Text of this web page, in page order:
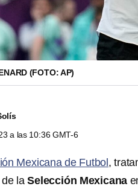
(FOTO: AP)
a las 10:36 GMT-6
Mexicana de Futbol ,
de laSelección Mexicana